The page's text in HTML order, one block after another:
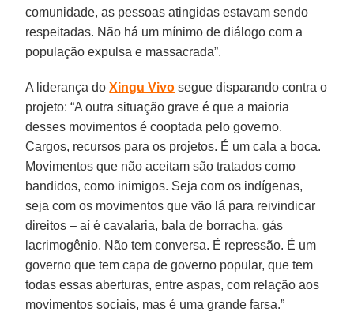
comunidade, as pessoas atingidas estavam sendo
respeitadas. Não há um mínimo de diálogo com a
população expulsa e massacrada”.
A liderança doXingu Vivo segue disparando contra o
projeto: “A outra situação grave é que a maioria
desses movimentos é cooptada pelo governo.
Cargos, recursos para os projetos. É um cala a boca.
Movimentos que não aceitam são tratados como
bandidos, como inimigos. Seja com os indígenas,
seja com os movimentos que vão lá para reivindicar
direitos – aí é cavalaria, bala de borracha, gás
lacrimogênio. Não tem conversa. É repressão. É um
governo que tem capa de governo popular, que tem
todas essas aberturas, entre aspas, com relação aos
movimentos sociais, mas é uma grande farsa.”